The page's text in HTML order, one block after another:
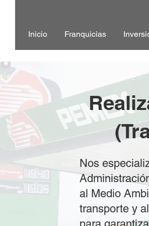
Inicio Franquicias
Nos
al Medio
transporte y